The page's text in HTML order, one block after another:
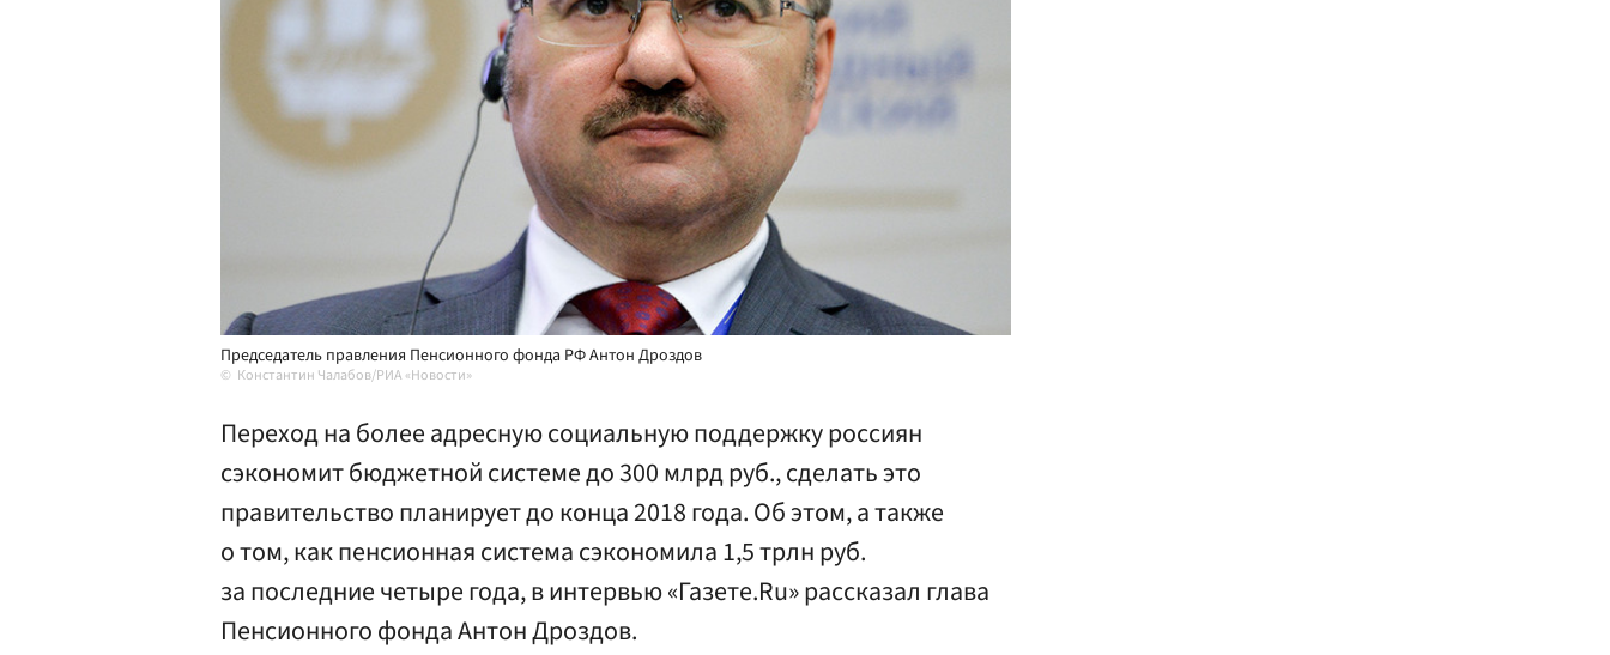
Председатель правления Пенсионного фонда РФ Антон Дроздов
Константин Чалабов/РИА «Новости»
Переход на более адресную социальную поддержку россиян
сэкономит бюджетной системе до 300 млрд руб., сделать это
правительство планирует до конца 2018 года. Об этом, а также
о том, как пенсионная система сэкономила 1,5 трлн руб.
за последние четыре года, в интервью «Газете.Ru» рассказал глава
Пенсионного фонда Антон Дроздов.